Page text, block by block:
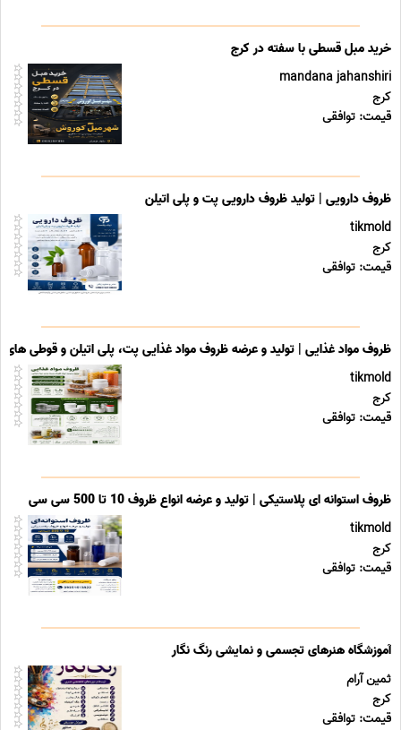
خرید مبل قسطی با سفته در کرج
mandana jahanshiri
کرج
قیمت: توافقی
ظروف دارویی | تولید ظروف دارویی پت و پلی اتیلن
tikmold
کرج
قیمت: توافقی
ظروف مواد غذایی | تولید و عرضه ظروف مواد غذایی پت، پلی اتیلن و قوطی های
tikmold
کرج
قیمت: توافقی
ظروف استوانه ای پلاستیکی | تولید و عرضه انواع ظروف 10 تا 500 سی سی
tikmold
کرج
قیمت: توافقی
آموزشگاه هنرهای تجسمی و نمایشی رنگ نگار
ثمین آرام
کرج
قیمت: توافقی